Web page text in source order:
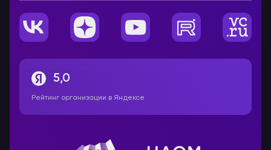
5,0
Рейтинг организации в Яндексе